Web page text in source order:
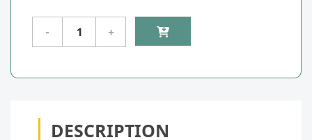
DESCRIPTION